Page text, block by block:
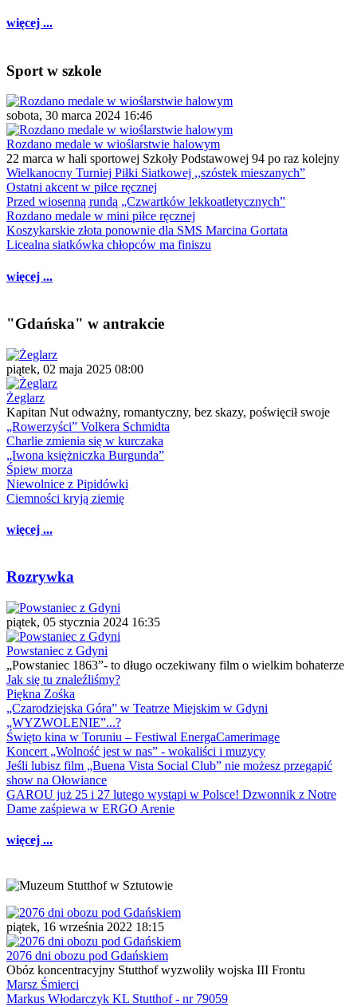
więcej ...
Sport w szkole
sobota, 30 marca 2024 16:46
Rozdano medale w wioślarstwie halowym
22 marca w hali sportowej Szkoły Podstawowej 94 po raz kolejny
Wielkanocny Turniej Piłki Siatkowej ,,szóstek mieszanych”
Ostatni akcent w piłce ręcznej
Przed wiosenną rundą „Czwartków lekkoatletycznych”
Rozdano medale w mini piłce ręcznej
Koszykarskie złota ponownie dla SMS Marcina Gortata
Licealna siatkówka chłopców ma finiszu
więcej ...
"Gdańska" w antrakcie
piątek, 02 maja 2025 08:00
Żeglarz
Kapitan Nut odważny, romantyczny, bez skazy, poświęcił swoje
„Rowerzyści” Volkera Schmidta
Charlie zmienia się w kurczaka
„Iwona księżniczka Burgunda”
Śpiew morza
Niewolnice z Pipidówki
Ciemności kryją ziemię
więcej ...
Rozrywka
piątek, 05 stycznia 2024 16:35
Powstaniec z Gdyni
„Powstaniec 1863”- to długo oczekiwany film o wielkim bohaterze
Jak się tu znaleźliśmy?
Piękna Zośka
„Czarodziejska Góra” w Teatrze Miejskim w Gdyni
„WYZWOLENIE”...?
Święto kina w Toruniu – Festiwal EnergaCamerimage
Koncert „Wolność jest w nas” - wokaliści i muzycy
Jeśli lubisz film „Buena Vista Social Club” nie możesz przegapić
show na Ołowiance
GAROU już 25 i 27 lutego wystąpi w Polsce! Dzwonnik z Notre
Dame zaśpiewa w ERGO Arenie
więcej ...
piątek, 16 września 2022 18:15
2076 dni obozu pod Gdańskiem
Obóz koncentracyjny Stutthof wyzwoliły wojska III Frontu
Marsz Śmierci
Markus Włodarczyk KL Stutthof - nr 79059